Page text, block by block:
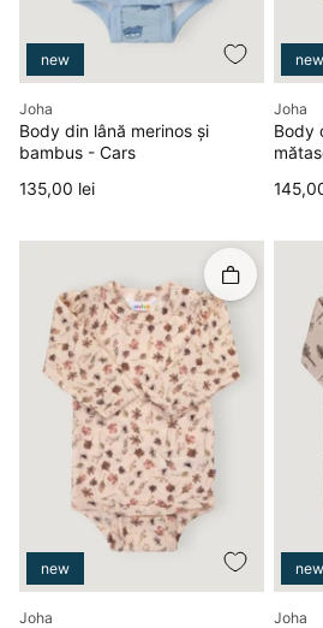
Body din lână merinos și
bambus - Cars
new
Producător
Joha
Preț
135,00 lei
Body
new
Joha
Preț
new
Rapid în coș
Producător
Joha
new
Joha